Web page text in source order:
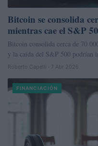
Bitcoin se consolida
mientras cae el S&P
Bitcoin consolida cerca de 70
y la caída del S&P 500
Roberto Capelli · 7 Abr 2026
FINANCIACIÓN